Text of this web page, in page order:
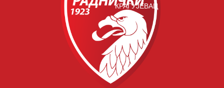
КРАГУЈЕВАЦ